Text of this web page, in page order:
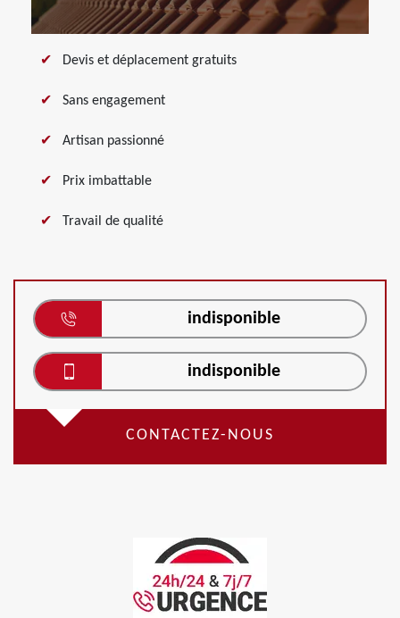
Devis et déplacement gratuits
Sans engagement
Artisan passionné
Prix imbattable
Travail de qualité
indisponible
indisponible
CONTACTEZ-NOUS